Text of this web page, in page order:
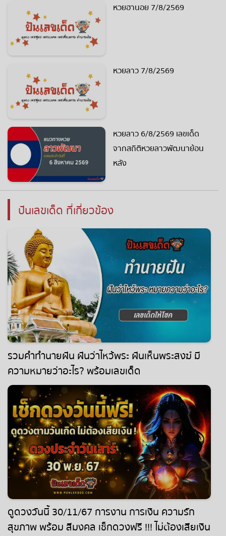
หวยฮานอย 7/8/2569
หวยลาว 7/8/2569
หวยลาว 6/8/2569 เลขเด็ด
จากสถิติหวยลาวพัฒนาย้อน
หลัง
ปันเลขเด็ด ที่เกี่ยวข้อง
รวมคำทำนายฝัน ฝันว่าไหว้พระ ฝันเห็นพระสงฆ์ มี
ความหมายว่าอะไร? พร้อมเลขเด็ด
ดูดวงวันนี้ 30/11/67 การงาน การเงิน ความรัก
สุขภาพ พร้อม สีมงคล เช็กดวงฟรี !!! ไม่ต้องเสียเงิน